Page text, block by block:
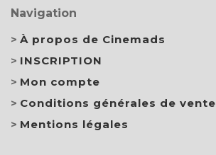
Navigation
À propos de Cinemads
INSCRIPTION
Mon compte
Conditions générales de vente
Mentions légales